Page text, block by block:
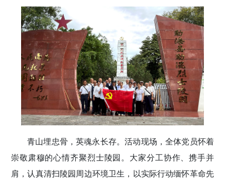
青山埋忠骨，英魂永长存。活动现场，全体党员怀着
崇敬肃穆的心情齐聚烈士陵园。大家分工协作、携手并
肩，认真清扫陵园周边环境卫生，以实际行动缅怀革命先